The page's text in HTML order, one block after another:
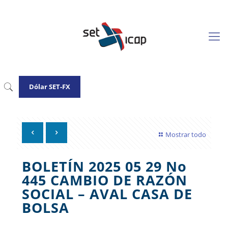
Dólar SET-FX
Mostrar todo
BOLETÍN 2025 05 29 No
445 CAMBIO DE RAZÓN
SOCIAL – AVAL CASA DE
BOLSA